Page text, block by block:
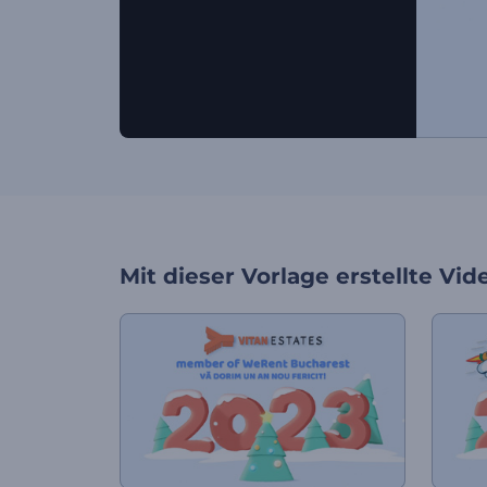
Mit dieser Vorlage erstellte